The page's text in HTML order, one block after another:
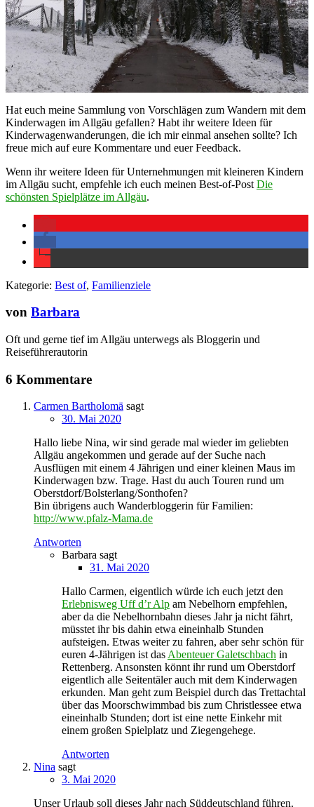
Hat euch meine Sammlung von Vorschlägen zum Wandern mit dem
Kinderwagen im Allgäu gefallen? Habt ihr weitere Ideen für
Kinderwagenwanderungen, die ich mir einmal ansehen sollte? Ich
freue mich auf eure Kommentare und euer Feedback.
Wenn ihr weitere Ideen für Unternehmungen mit kleineren Kindern
im Allgäu sucht, empfehle ich euch meinen Best-of-Post Die
schönsten Spielplätze im Allgäu.
Kategorie: Best of, Familienziele
von Barbara
Oft und gerne tief im Allgäu unterwegs als Bloggerin und
Reiseführerautorin
6 Kommentare
Carmen Bartholomä sagt
30. Mai 2020
Hallo liebe Nina, wir sind gerade mal wieder im geliebten
Allgäu angekommen und gerade auf der Suche nach
Ausflügen mit einem 4 Jährigen und einer kleinen Maus im
Kinderwagen bzw. Trage. Hast du auch Touren rund um
Oberstdorf/Bolsterlang/Sonthofen?
Bin übrigens auch Wanderbloggerin für Familien:
http://www.pfalz-Mama.de
Antworten
Barbara sagt
31. Mai 2020
Hallo Carmen, eigentlich würde ich euch jetzt den
Erlebnisweg Uff d’r Alp am Nebelhorn empfehlen,
aber da die Nebelhornbahn dieses Jahr ja nicht fährt,
müsstet ihr bis dahin etwa eineinhalb Stunden
aufsteigen. Etwas weiter zu fahren, aber sehr schön für
euren 4-Jährigen ist dasAbenteuer Galetschbach in
Rettenberg. Ansonsten könnt ihr rund um Oberstdorf
eigentlich alle Seitentäler auch mit dem Kinderwagen
erkunden. Man geht zum Beispiel durch das Trettachtal
über das Moorschwimmbad bis zum Christlessee etwa
eineinhalb Stunden; dort ist eine nette Einkehr mit
einem großen Spielplatz und Ziegengehege.
Antworten
Nina sagt
3. Mai 2020
Unser Urlaub soll dieses Jahr nach Süddeutschland führen.